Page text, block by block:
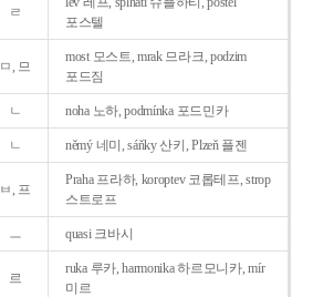
ㄹ
포스텔
ㅁ, 므
most 모스트, mrak 므라크, podzim
포드짐
ㄴ noha 노하, podmínka 포드민카
ㄴ němý 네미, sáňky 산키, Plzeň 플젠
ㅂ, 프
Praha 프라하, koroptev 코롭테프, strop
스트로프
ㅡ quasi 크바시
르
ruka 루카, harmonika 하르모니카, mír
미르